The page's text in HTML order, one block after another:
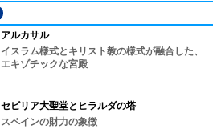
アルカサル
イスラム様式とキリスト教の様式が融合した、
エキゾチックな宮殿
セビリア大聖堂とヒラルダの塔
スペインの財力の象徴